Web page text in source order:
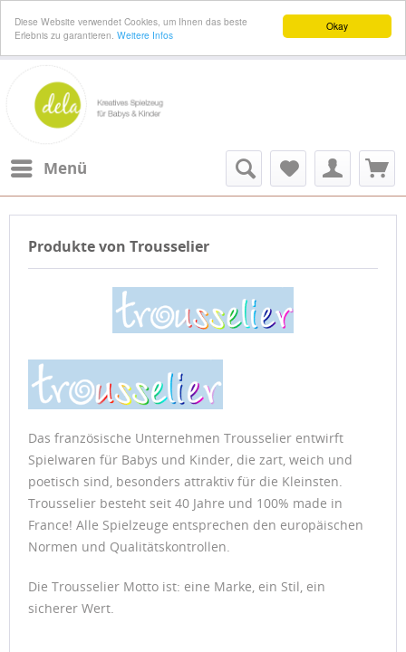
Okay
Diese Website verwendet Cookies, um Ihnen das beste
Erlebnis zu garantieren. Weitere Infos
Menü
Produkte von Trousselier
Das französische Unternehmen Trousselier entwirft
Spielwaren für Babys und Kinder, die zart, weich und
poetisch sind, besonders attraktiv für die Kleinsten.
Trousselier besteht seit 40 Jahre und 100% made in
France! Alle Spielzeuge entsprechen den europäischen
Normen und Qualitätskontrollen.
Die Trousselier Motto ist: eine Marke, ein Stil, ein
sicherer Wert.